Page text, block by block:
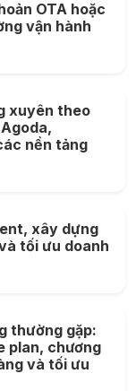
OTA hoặc
vận hành
xuyên theo
nền tảng
xây dựng
tối ưu doanh
thường gặp:
plan, chương
và tối ưu